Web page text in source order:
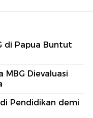
di Papua Buntut
Dievaluasi
Pendidikan demi